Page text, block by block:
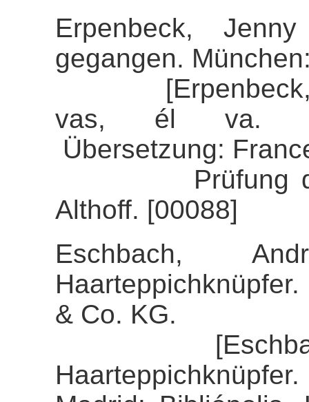
Erpenbeck,
gegangen.
[Erpenbeck,
vas, él va.
Übersetzung:
Prüfung der
Althoff. [00088]
Eschbach,
& Co. KG.
[Eschbach,